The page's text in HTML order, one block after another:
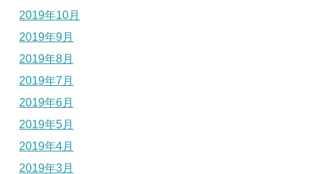
2019年10月
2019年9月
2019年8月
2019年7月
2019年6月
2019年5月
2019年4月
2019年3月